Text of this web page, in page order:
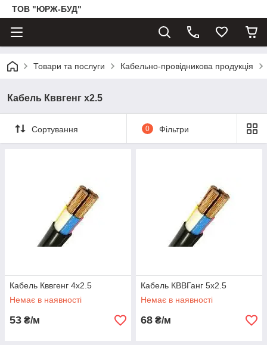
ТОВ "ЮРЖ-БУД"
Товари та послуги Кабельно-провідникова продукція
Кабель Кввгенг х2.5
Сортування 0 Фільтри
Кабель Кввгенг 4х2.5
Немає в наявності
53 ₴/м
Кабель КВВГанг 5х2.5
Немає в наявності
68 ₴/м